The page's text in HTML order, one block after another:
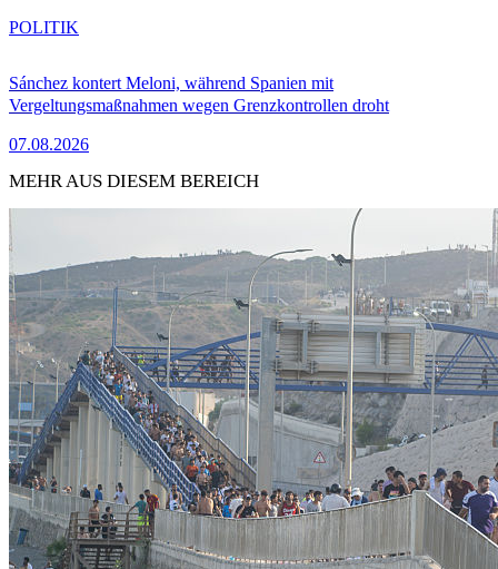
Sánchez kontert Meloni, während Spanien mit
Vergeltungsmaßnahmen wegen Grenzkontrollen droht
07.08.2026
POLITIK
MEHR AUS DIESEM BEREICH